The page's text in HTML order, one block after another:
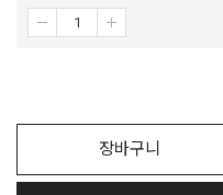
장바구니